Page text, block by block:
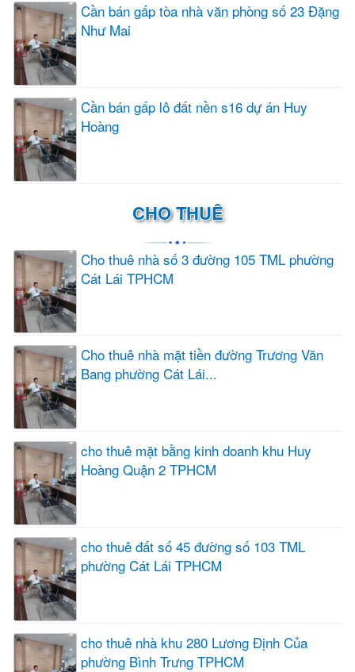
Cần bán gấp tòa nhà văn phòng số 23 Đặng
Như Mai
Cần bán gấp lô đất nền s16 dự án Huy
Hoàng
CHO THUÊ
Cho thuê nhà số 3 đường 105 TML phường
Cát Lái TPHCM
Cho thuê nhà mặt tiền đường Trương Văn
Bang phường Cát Lái...
cho thuê mặt bằng kinh doanh khu Huy
Hoàng Quận 2 TPHCM
cho thuê đất số 45 đường số 103 TML
phường Cát Lái TPHCM
cho thuê nhà khu 280 Lương Định Của
phường Bình Trưng TPHCM